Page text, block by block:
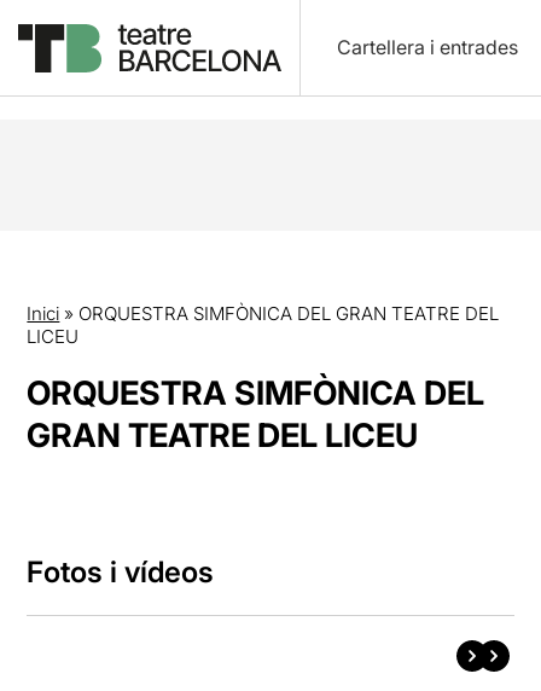
Cartellera i entrades
Inici » ORQUESTRA SIMFÒNICA DEL GRAN TEATRE DEL
LICEU
ORQUESTRA SIMFÒNICA DEL
GRAN TEATRE DEL LICEU
Fotos i vídeos